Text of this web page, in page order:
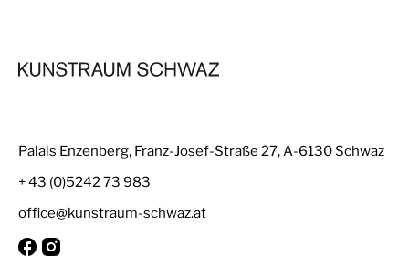
Palais Enzenberg, Franz-Josef-Straße 27, A-6130 Schwaz
+ 43 (0)5242 73 983
office@kunstraum-schwaz.at